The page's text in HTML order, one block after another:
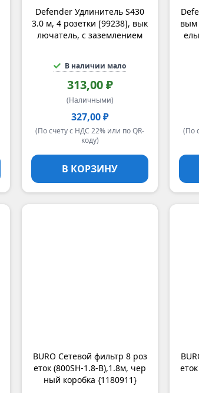
Defender Удлинитель S430
3.0 м, 4 розетки [99238], вык
лючатель, с заземлением
В наличии мало
313,00 ₽
(Наличными)
327,00 ₽
(По счету с НДС 22% или по QR-
коду)
В КОРЗИНУ
вым
(По
BURO Сетевой фильтр 8 роз
еток (800SH-1.8-B),1.8м, чер
ный коробка {1180911}